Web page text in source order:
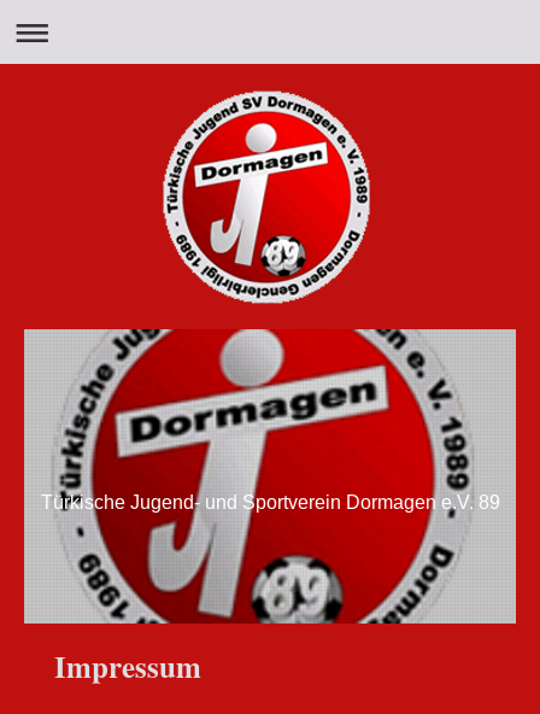
Türkische Jugend- und Sportverein Dormagen e.V. 89
Impressum